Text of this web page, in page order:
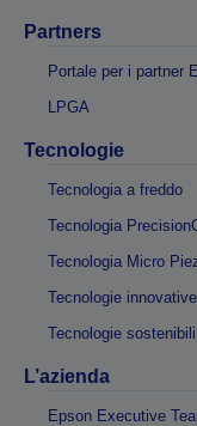
Partners
Portale per i partner
LPGA
Tecnologie
Tecnologia a freddo
Tecnologia
Tecnologia Micro
Tecnologie innovative
Tecnologie sostenibili
L’azienda
Epson Executive